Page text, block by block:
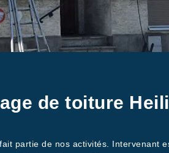
de toiture
partie de nos activités. Intervenant